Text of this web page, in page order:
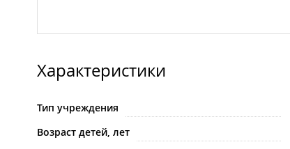
Характеристики
Тип учреждения
Возраст детей, лет